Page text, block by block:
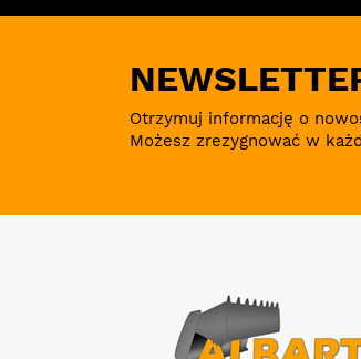
Otrzymuj informację o
Możesz zrezygnować w